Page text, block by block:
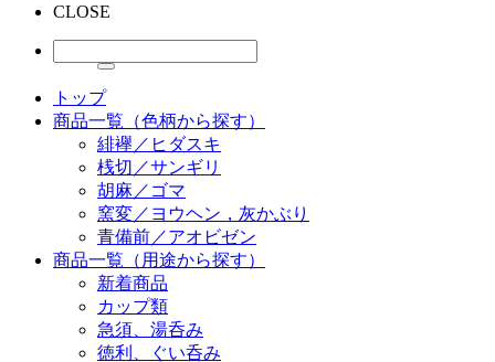
CLOSE
トップ
商品一覧（色柄から探す）
緋襷／ヒダスキ
桟切／サンギリ
胡麻／ゴマ
窯変／ヨウヘン，灰かぶり
青備前／アオビゼン
商品一覧（用途から探す）
新着商品
カップ類
急須、湯呑み
徳利、ぐい呑み